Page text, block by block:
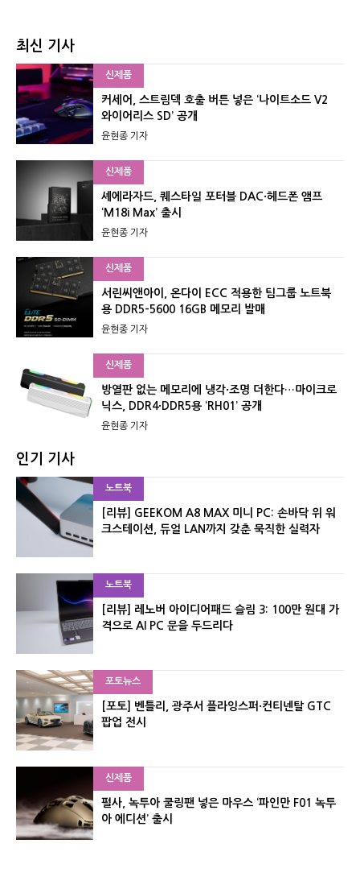
최신 기사
신제품
커세어, 스트림덱 호출 버튼 넣은 ‘나이트소드 V2
와이어리스 SD’ 공개
윤현종 기자
신제품
셰에라자드, 퀘스타일 포터블 DAC·헤드폰 앰프
‘M18i Max’ 출시
윤현종 기자
신제품
서린씨앤아이, 온다이 ECC 적용한 팀그룹 노트북
용 DDR5-5600 16GB 메모리 발매
윤현종 기자
신제품
방열판 없는 메모리에 냉각·조명 더한다…마이크로
닉스, DDR4·DDR5용 ‘RH01’ 공개
윤현종 기자
인기 기사
노트북
[리뷰] GEEKOM A8 MAX 미니 PC: 손바닥 위 워
크스테이션, 듀얼 LAN까지 갖춘 묵직한 실력자
노트북
[리뷰] 레노버 아이디어패드 슬림 3: 100만 원대 가
격으로 AI PC 문을 두드리다
포토뉴스
[포토] 벤틀리, 광주서 플라잉스퍼·컨티넨탈 GTC
팝업 전시
신제품
펄사, 녹투아 쿨링팬 넣은 마우스 ‘파인만 F01 녹투
아 에디션’ 출시